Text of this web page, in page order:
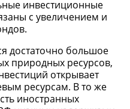
инвестиционные
с увеличением и
достаточно большое
природных ресурсов,
открывает
ресурсам. В то же
иностранных